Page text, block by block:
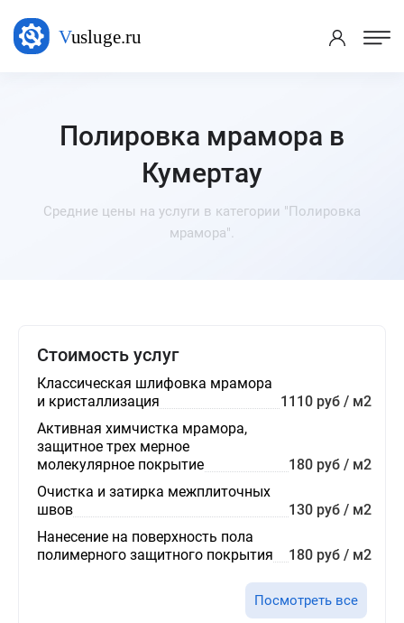
Полировка мрамора в
Кумертау
Средние цены на услуги в категории "Полировка
мрамора".
Стоимость услуг
Классическая шлифовка мрамора
и кристаллизация
1110 руб / м2
Активная химчистка мрамора,
защитное трех мерное
молекулярное покрытие
180 руб / м2
Очистка и затирка межплиточных
швов
130 руб / м2
Нанесение на поверхность пола
полимерного защитного покрытия
180 руб / м2
Посмотреть все